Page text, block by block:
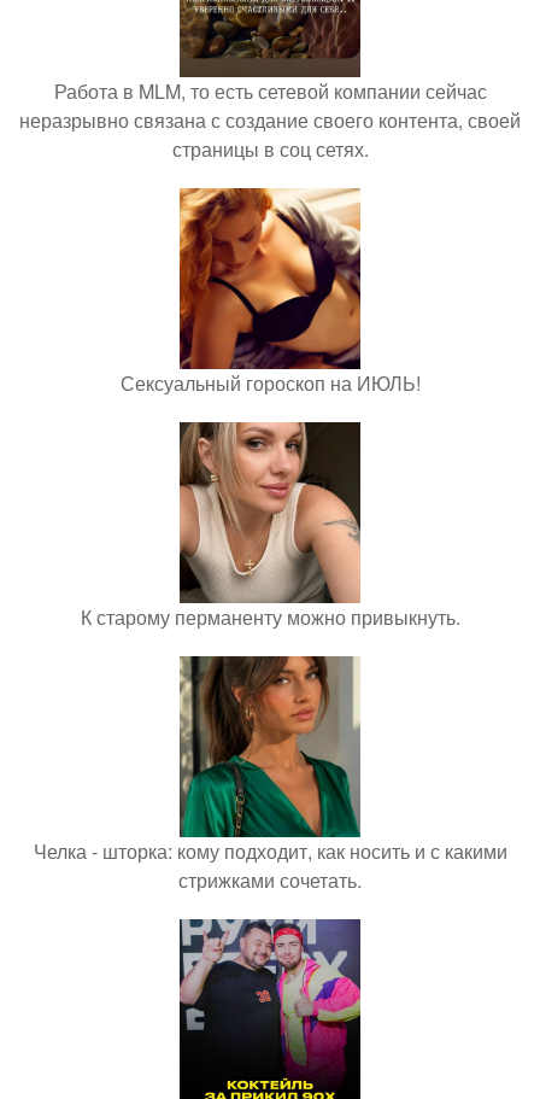
Работа в MLM, то есть сетевой компании сейчас
неразрывно связана с создание своего контента, своей
страницы в соц сетях.
Сексуальный гороскоп на ИЮЛЬ!
К старому перманенту можно привыкнуть.
Челка - шторка: кому подходит, как носить и с какими
стрижками сочетать.